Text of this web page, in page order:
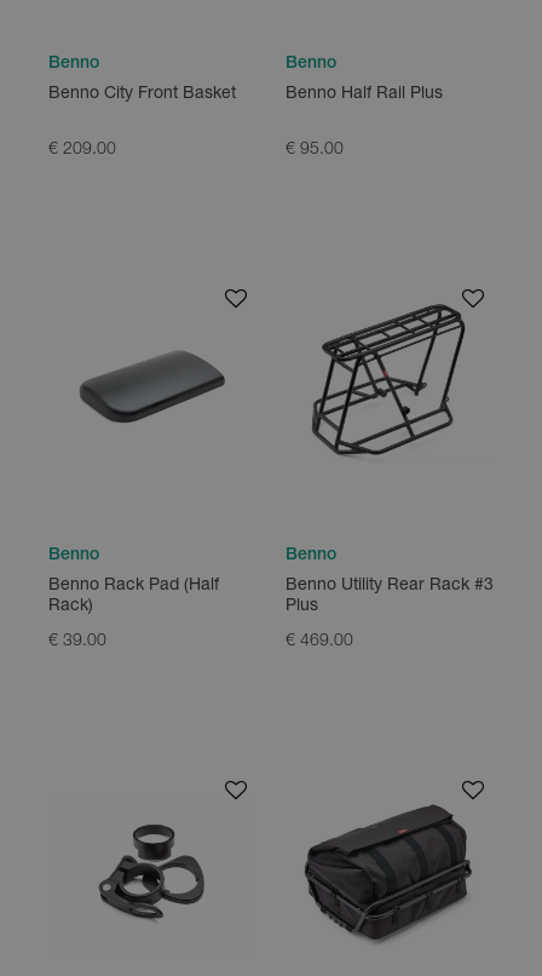
Benno
Benno City Front Basket
€ 209.00
Benno
Benno Half Rail Plus
€ 95.00
Benno
Benno Rack Pad (Half
Rack)
€ 39.00
Benno
Benno Utility Rear Rack #3
Plus
€ 469.00